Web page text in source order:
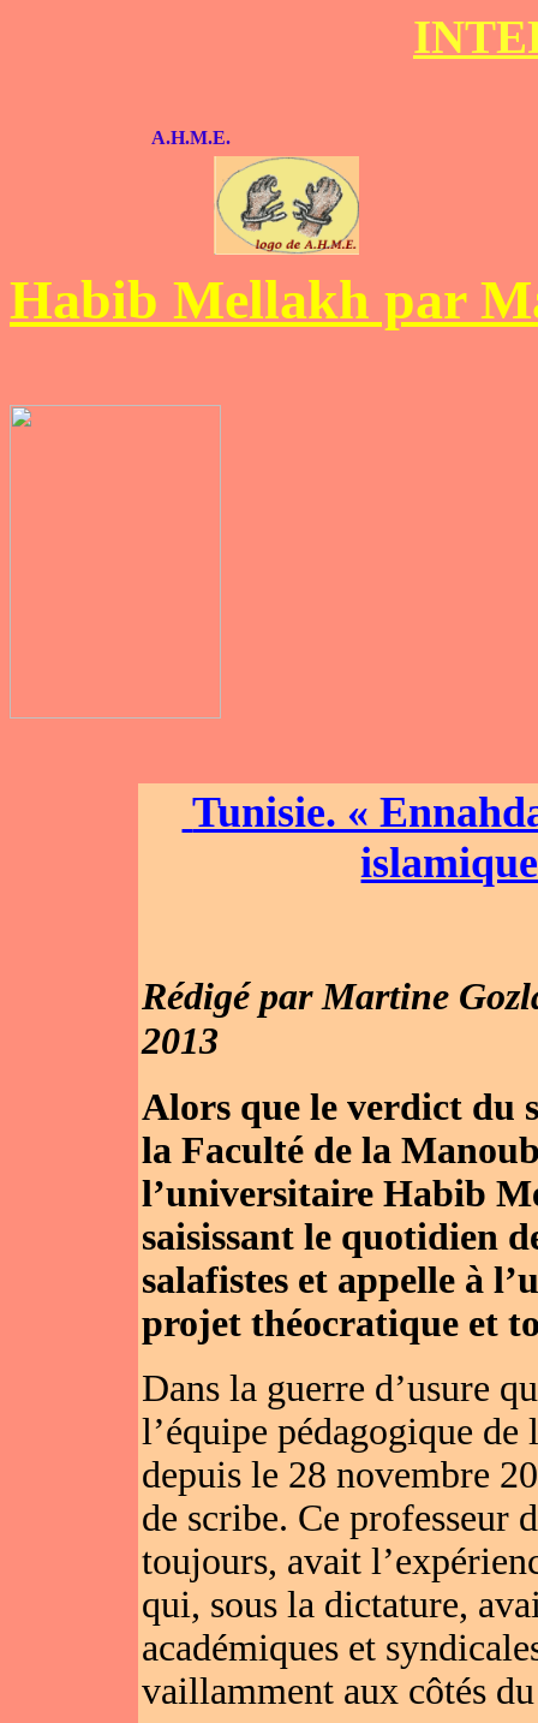
A.H.M.E.
Habib Mellakh par
Tunisie. «
Rédigé par Martine
2013
Alors que le verdict du
la Faculté de la
l’universitaire Habib
saisissant le quotidien
salafistes et appelle à
projet théocratique et
Dans la guerre d’usure
l’équipe pédagogique
depuis le 28 novembre
de scribe. Ce professeur
toujours, avait
qui, sous la dictature,
académiques et
vaillamment aux côtés